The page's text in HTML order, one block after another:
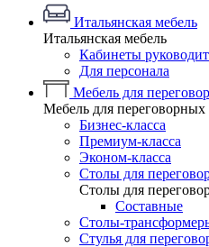
Итальянская мебель
Итальянская мебель
Кабинеты
Для персонала
Мебель для
Мебель для переговорных
Бизнес-класса
Премиум-класса
Эконом-класса
Столы для
Столы для
Составные
Столы-
Стулья для